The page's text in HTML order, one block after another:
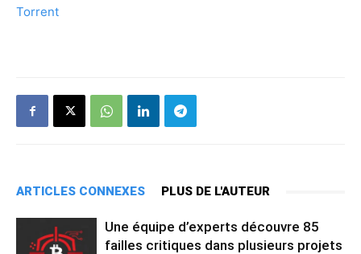
Torrent
ARTICLES CONNEXES PLUS DE L'AUTEUR
Une équipe d’experts découvre 85
failles critiques dans plusieurs projets